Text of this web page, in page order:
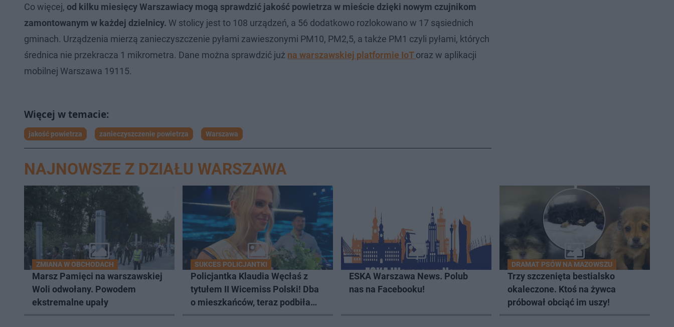
Co więcej, od kilku miesięcy Warszawiacy mogą sprawdzić jakość powietrza w mieście dzięki nowym czujnikom
zamontowanym w każdej dzielnicy. W stolicy jest to 108 urządzeń, a 56 dodatkowo rozlokowano w 17 sąsiednich
gminach. Urządzenia mierzą zanieczyszczenie pyłami zawieszonymi PM10, PM2,5, a także PM1 czyli pyłami, których
średnica nie przekracza 1 mikrometra. Dane można sprawdzić już na warszawskiej platformie IoToraz w aplikacji
mobilnej Warszawa 19115.
jakość powietrza zanieczyszczenie powietrza Warszawa
NAJNOWSZE Z DZIAŁU WARSZAWA
ZMIANA W OBCHODACH
Marsz Pamięci na warszawskiej
Woli odwołany. Powodem
ekstremalne upały
SUKCES POLICJANTKI
Policjantka Klaudia Węcłaś z
tytułem II Wicemiss Polski! Dba
o mieszkańców, teraz podbiła
ESKA Warszawa News. Polub
nas na Facebooku!
DRAMAT PSÓW NA MAZOWSZU
Trzy szczenięta bestialsko
okaleczone. Ktoś na żywca
próbował obciąć im uszy!